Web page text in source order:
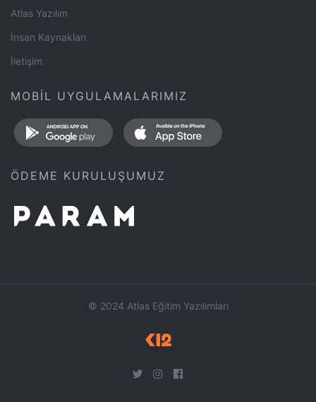
Atlas Yazılım
İnsan Kaynakları
İletişim
MOBİL UYGULAMALARIMIZ
ÖDEME KURULUŞUMUZ
© 2024 Atlas Eğitim Yazılımları